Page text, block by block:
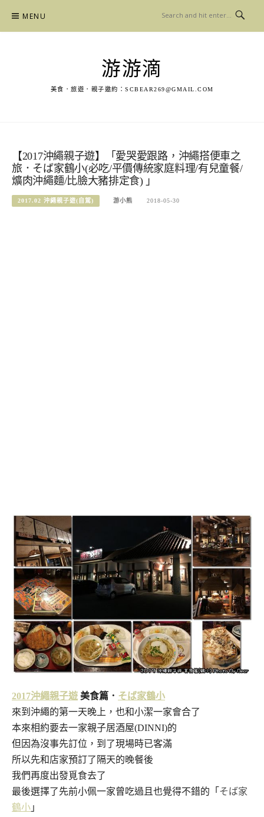
content
MENU
游游滴
美食．旅遊．親子邀約： SCBEAR269@GMAIL.COM
【2017沖繩親子遊】「愛哭愛跟路，沖繩搭便車之
旅．そば家鶴小(必吃/平價傳統家庭料理/有兒童餐/
爌肉沖繩麵/比臉大豬排定食) 」
2017.02 沖繩親子遊(自駕) 游小熊 2018-05-30
2017沖繩親子遊 美食篇． そば家鶴小
來到沖繩的第一天晚上，也和小潔一家會合了
本來相約要去一家親子居酒屋(DINNI)的
但因為沒事先訂位，到了現場時已客滿
所以先和店家預訂了隔天的晚餐後
我們再度出發覓食去了
最後選擇了先前小佩一家曾吃過且也覺得不錯的「 そば家
鶴小 」